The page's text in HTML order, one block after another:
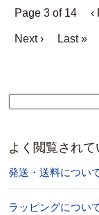
Page 3 of 14 ‹
Next › Last »
よく閲覧され
発送・送料につい
ラッピングについ